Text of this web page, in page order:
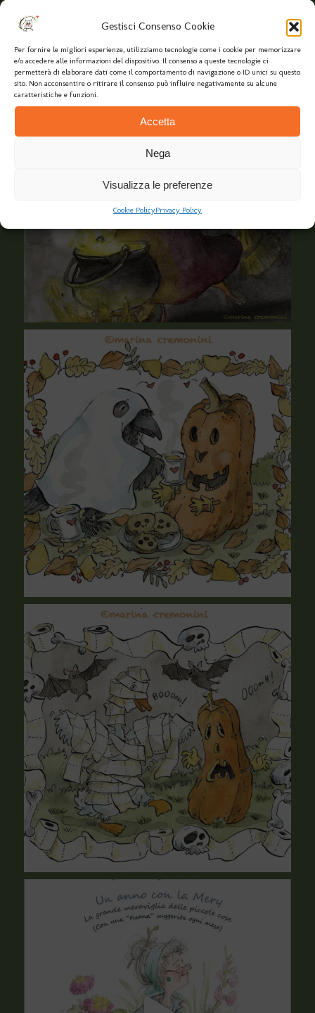
Gestisci Consenso Cookie
Per fornire le migliori esperienze, utilizziamo tecnologie come i cookie per memorizzare
e/o accedere alle informazioni del dispositivo. Il consenso a queste tecnologie ci
permetterà di elaborare dati come il comportamento di navigazione o ID unici su questo
sito. Non acconsentire o ritirare il consenso può influire negativamente su alcune
caratteristiche e funzioni.
Accetta
Nega
Visualizza le preferenze
Cookie PolicyPrivacy Policy